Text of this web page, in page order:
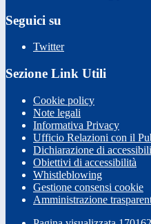
Seguici su
Twitter
Sezione Link Utili
Cookie policy
Note legali
Informativa Privacy
Ufficio Relazioni con il
Dichiarazione di
Obiettivi di accessibilità
Whistleblowing
Gestione consensi cookie
Amministrazione